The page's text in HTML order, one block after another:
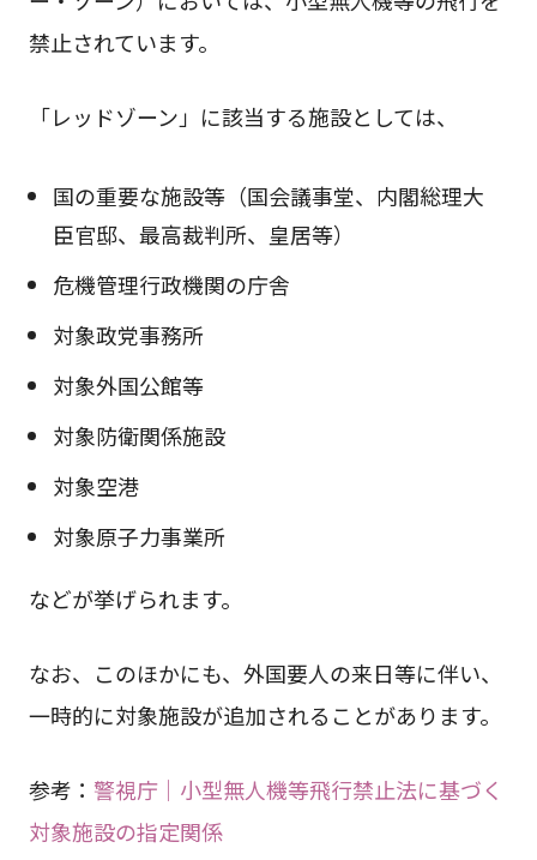
禁止されています。
「レッドゾーン」に該当する施設としては、
国の重要な施設等（国会議事堂、内閣総理大
臣官邸、最高裁判所、皇居等）
危機管理行政機関の庁舎
対象政党事務所
対象外国公館等
対象防衛関係施設
対象空港
対象原子力事業所
などが挙げられます。
なお、このほかにも、外国要人の来日等に伴い、
一時的に対象施設が追加されることがあります。
参考： 警視庁｜小型無人機等飛行禁止法に基づく
対象施設の指定関係